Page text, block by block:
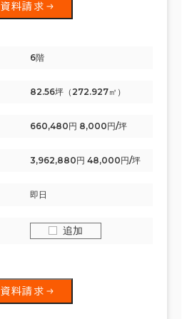
資料請求
6階
82.56坪（272.927㎡）
660,480円 8,000円/坪
3,962,880円 48,000円/坪
即日
追加
資料請求